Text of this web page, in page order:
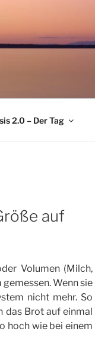
2.0 – Der Tag
auf
Volumen (Milch,
Wenn sie
nicht mehr. So
das Brot auf einmal
hoch wie bei einem